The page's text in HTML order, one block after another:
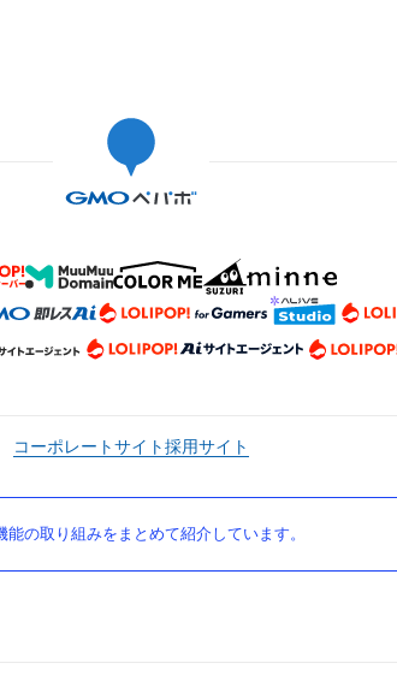
コーポレートサイト採用サイト
の取り組みをまとめて紹介しています。